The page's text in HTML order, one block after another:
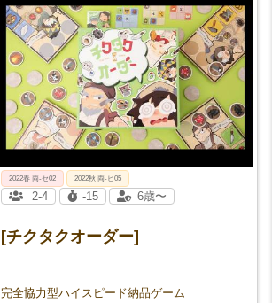
[チクタクオーダー]
完全協力型ハイスピード納品ゲーム
2022春 両-セ02 2022秋 両-ヒ05
2-4 -15 6歳〜